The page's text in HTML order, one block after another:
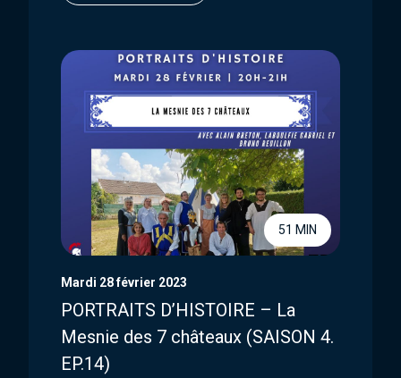
51 MIN
Mardi 28 février 2023
PORTRAITS D’HISTOIRE – La
Mesnie des 7 châteaux (SAISON 4.
EP.14)